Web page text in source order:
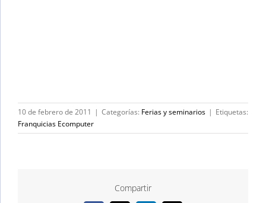
10 de febrero de 2011 | Categorías: Ferias y seminarios | Etiquetas:
Franquicias Ecomputer
Compartir